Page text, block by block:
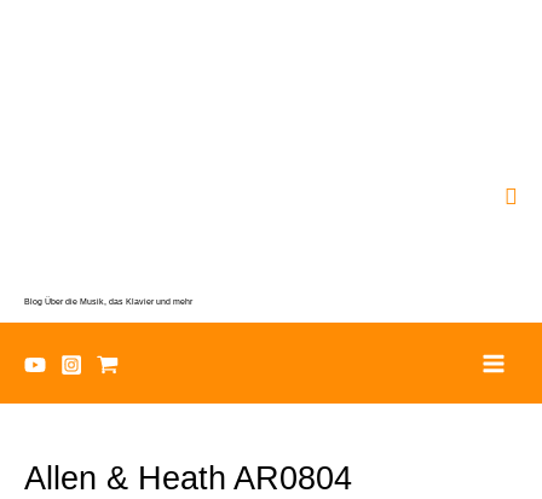
Blog Über die Musik, das Klavier und mehr
Allen & Heath AR0804